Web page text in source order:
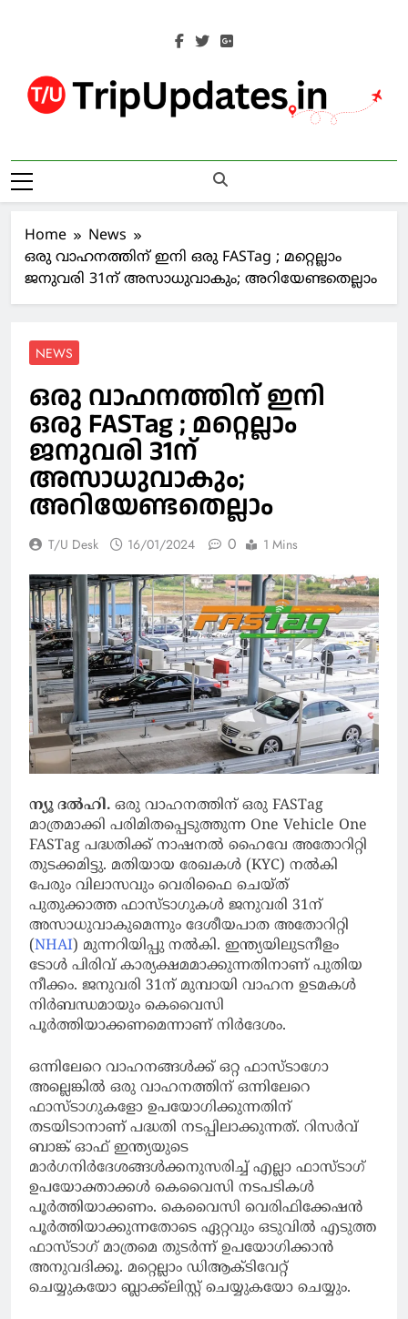
Trip Updates
Home
News
ഒരു വാഹനത്തിന് ഇനി ഒരു FASTag ; മറ്റെല്ലാം
ജനുവരി 31ന് അസാധുവാകും; അറിയേണ്ടതെല്ലാം
NEWS
ഒരു വാഹനത്തിന് ഇനി
ഒരു FASTag ; മറ്റെല്ലാം
ജനുവരി 31ന്
അസാധുവാകും;
അറിയേണ്ടതെല്ലാം
T/U Desk 16/01/2024 0 1 Mins
ന്യൂ ദല്‍ഹി. ഒരു വാഹനത്തിന് ഒരു FASTag
മാത്രമാക്കി പരിമിതപ്പെടുത്തുന്ന One Vehicle One
FASTag പദ്ധതിക്ക് നാഷനല്‍ ഹൈവേ അതോറിറ്റി
തുടക്കമിട്ടു. മതിയായ രേഖകള്‍ (KYC) നല്‍കി
പേരും വിലാസവും വെരിഫൈ ചെയ്ത്
പുതുക്കാത്ത ഫാസ്ടാഗുകള്‍ ജനുവരി 31ന്
അസാധുവാകുമെന്നും ദേശീയപാത അതോറിറ്റി
(NHAI) മുന്നറിയിപ്പു നല്‍കി. ഇന്ത്യയിലുടനീളം
ടോള്‍ പിരിവ് കാര്യക്ഷമമാക്കുന്നതിനാണ് പുതിയ
നീക്കം. ജനുവരി 31ന് മുമ്പായി വാഹന ഉടമകള്‍
നിര്‍ബന്ധമായും കെവൈസി
പൂര്‍ത്തിയാക്കണമെന്നാണ് നിര്‍ദേശം.
ഒന്നിലേറെ വാഹനങ്ങള്‍ക്ക് ഒറ്റ ഫാസ്ടാഗോ
അല്ലെങ്കില്‍ ഒരു വാഹനത്തിന് ഒന്നിലേറെ
ഫാസ്ടാഗുകളോ ഉപയോഗിക്കുന്നതിന്
തടയിടാനാണ് പദ്ധതി നടപ്പിലാക്കുന്നത്. റിസര്‍വ്
ബാങ്ക് ഓഫ് ഇന്ത്യയുടെ
മാര്‍ഗനിര്‍ദേശങ്ങള്‍ക്കനുസരിച്ച് എല്ലാ ഫാസ്ടാഗ്
ഉപയോക്താക്കള്‍ കെവൈസി നടപടികള്‍
പൂര്‍ത്തിയാക്കണം. കെവൈസി വെരിഫിക്കേഷന്‍
പൂര്‍ത്തിയാക്കുന്നതോടെ ഏറ്റവും ഒടുവില്‍ എടുത്ത
ഫാസ്ടാഗ് മാത്രമെ തുടര്‍ന്ന് ഉപയോഗിക്കാന്‍
അനുവദിക്കൂ. മറ്റെല്ലാം ഡിആക്ടിവേറ്റ്
ചെയ്യുകയോ ബ്ലാക്ക്‌ലിസ്റ്റ് ചെയ്യുകയോ ചെയ്യും.